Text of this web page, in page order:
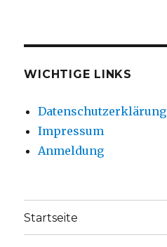
WICHTIGE LINKS
Datenschutzerklärung
Impressum
Anmeldung
Startseite